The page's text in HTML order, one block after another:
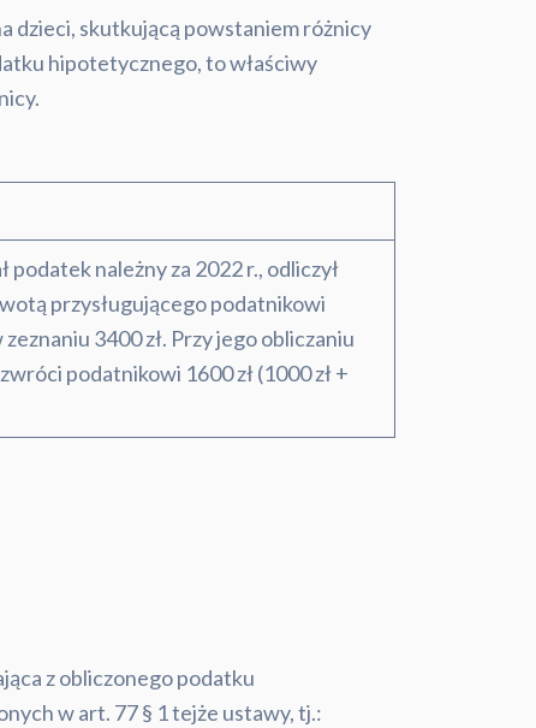
dzieci, skutkującą powstaniem różnicy
hipotetycznego, to właściwy
należny za 2022 r., odliczył
przysługującego podatnikowi
3400 zł. Przy jego obliczaniu
podatnikowi 1600 zł (1000 zł +
z obliczonego podatku
w art. 77 § 1 tejże ustawy, tj.: